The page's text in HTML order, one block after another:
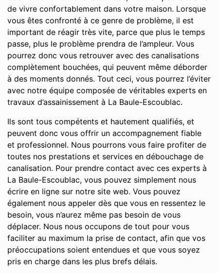
de vivre confortablement dans votre maison. Lorsque
vous êtes confronté à ce genre de problème, il est
important de réagir très vite, parce que plus le temps
passe, plus le problème prendra de l’ampleur. Vous
pourrez donc vous retrouver avec des canalisations
complètement bouchées, qui peuvent même déborder
à des moments donnés. Tout ceci, vous pourrez l’éviter
avec notre équipe composée de véritables experts en
travaux d’assainissement à La Baule-Escoublac.
Ils sont tous compétents et hautement qualifiés, et
peuvent donc vous offrir un accompagnement fiable
et professionnel. Nous pourrons vous faire profiter de
toutes nos prestations et services en débouchage de
canalisation. Pour prendre contact avec ces experts à
La Baule-Escoublac, vous pouvez simplement nous
écrire en ligne sur notre site web. Vous pouvez
également nous appeler dès que vous en ressentez le
besoin, vous n’aurez même pas besoin de vous
déplacer. Nous nous occupons de tout pour vous
faciliter au maximum la prise de contact, afin que vos
préoccupations soient entendues et que vous soyez
pris en charge dans les plus brefs délais.